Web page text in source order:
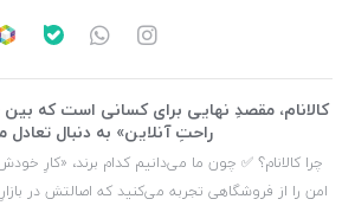
کالانام، مقصدِ نهایی برای کسانی است که
راحتِ آنلاین» به دنبال تعادل
چرا کالانام؟ ✅ چون ما می‌دانیم کدام برند، «کارِ
امن را از فروشگاهی تجربه می‌کنید که اصالتش در